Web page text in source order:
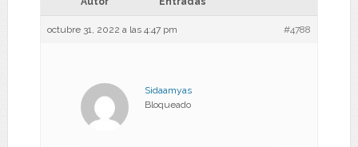
octubre 31, 2022 a las 4:47 pm #4788
Sidaamyas
Bloqueado